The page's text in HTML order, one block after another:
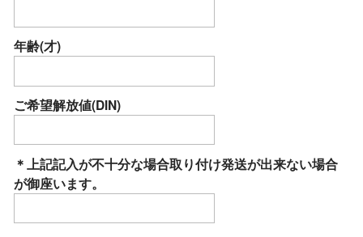
年齢(才)
ご希望解放値(DIN)
＊上記記入が不十分な場合取り付け発送が出来ない場合
が御座います。